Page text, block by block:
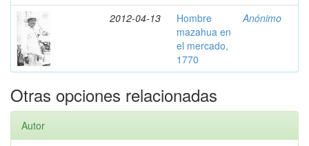
2012-04-13
Hombre
mazahua en
el mercado,
1770
Anónimo
Otras opciones relacionadas
Autor